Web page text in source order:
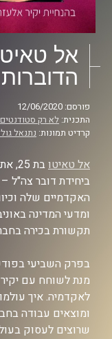
אל
פורסם: 12/06/2020
התכנית: לא רק סטודנטים
קרדיט תמונות: נתנאל
אל טאיטו
בת
ביחידת דובר צה"ל
האקדמיים שלה
ומדעי המדינה
תקשורת בכירה
בפרק השביעי
מנת לשוחח עם
לאקדמיה. איך
ומוצאים עבודה
שרוצים לעסוק